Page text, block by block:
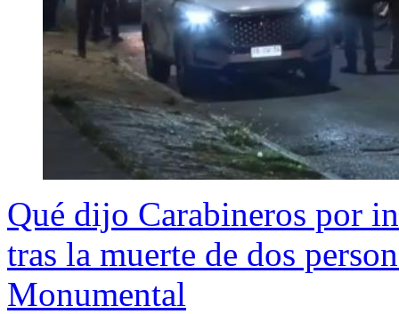
Qué dijo Carabineros por
tras la muerte de dos
Monumental